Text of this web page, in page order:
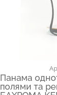
Панама
полями та